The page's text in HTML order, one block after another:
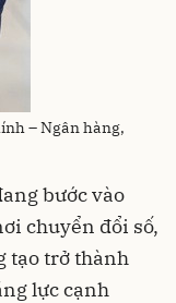
– Ngân hàng,
bước vào
chuyển đổi số,
tạo trở thành
lực cạnh